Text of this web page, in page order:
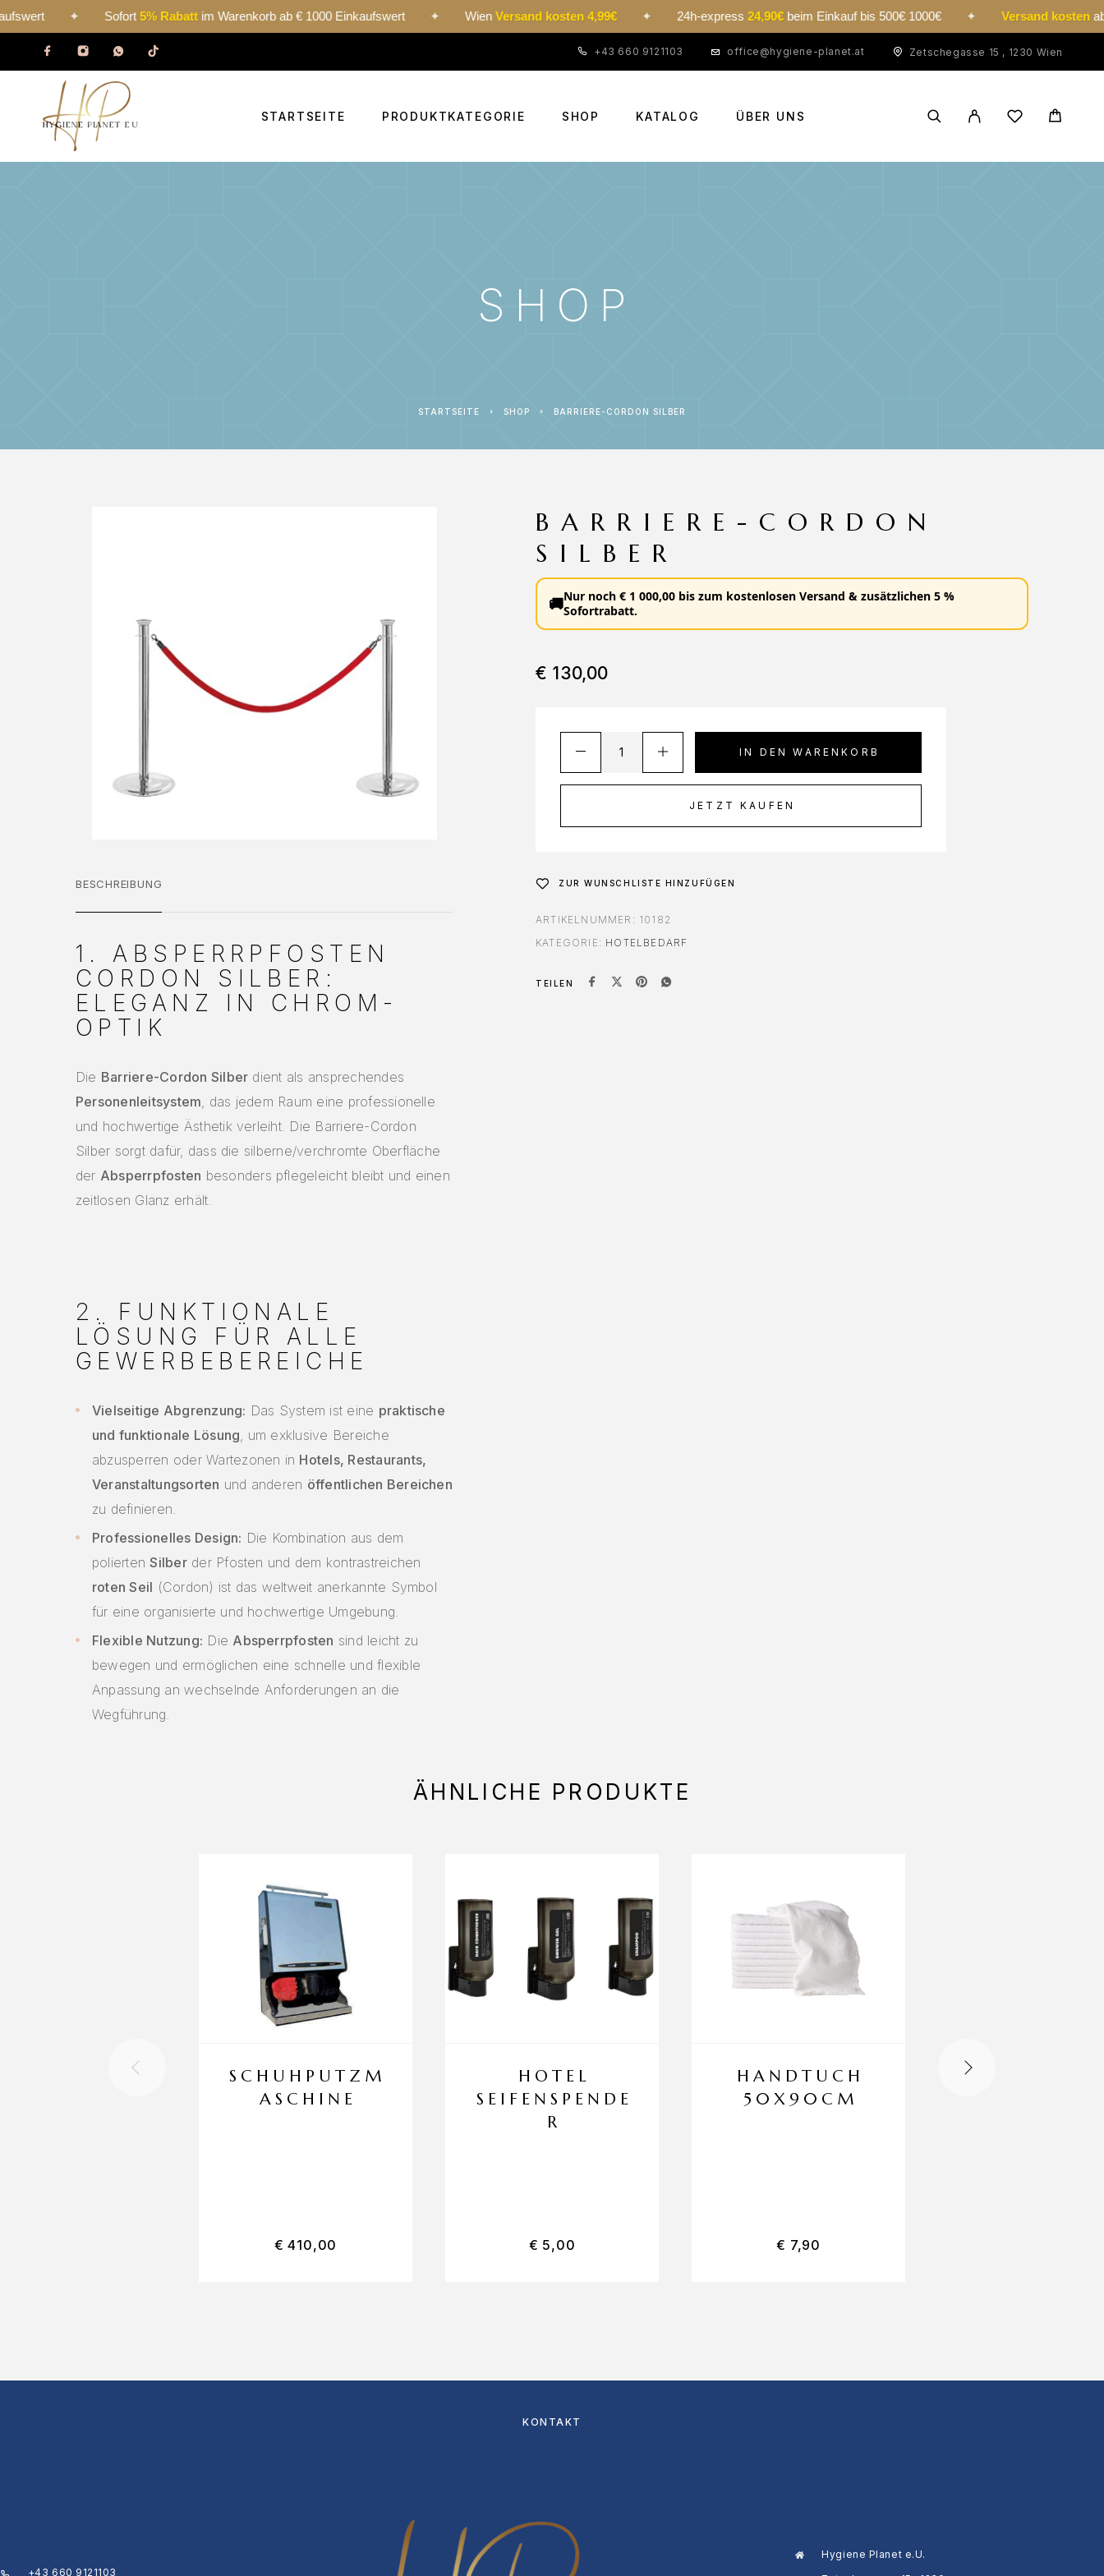
✦ Sofort 5% Rabatt im Warenkorb ab € 1000 Einkaufswert ✦ Wien Versand kosten 4,99€ ✦ 24h-express24,90€ beim Einkauf bis 500€ 1000€ ✦ Versand kosten ab €
+43 660 9121103 office@hygiene-planet.at Zetschegasse 15 , 1230 Wien
STARTSEITE PRODUKTKATEGORIE SHOP KATALOG ÜBER UNS
SHOP
STARTSEITE SHOP BARRIERE-CORDON SILBER
BESCHREIBUNG
1. ABSPERRPFOSTEN
CORDON SILBER:
ELEGANZ IN CHROM-
OPTIK
Die Barriere-Cordon Silber dient als ansprechendes
Personenleitsystem , das jedem Raum eine professionelle
und hochwertige Ästhetik verleiht. Die Barriere-Cordon
Silber sorgt dafür, dass die silberne/verchromte Oberfläche
der Absperrpfosten besonders pflegeleicht bleibt und einen
zeitlosen Glanz erhält.
2. FUNKTIONALE
LÖSUNG FÜR ALLE
GEWERBEBEREICHE
Vielseitige Abgrenzung: Das System ist eine praktische
und funktionale Lösung , um exklusive Bereiche
abzusperren oder Wartezonen in Hotels, Restaurants,
Veranstaltungsorten und anderen öffentlichen Bereichen
zu definieren.
Professionelles Design: Die Kombination aus dem
poliertenSilberder Pfosten und dem kontrastreichen
roten Seil (Cordon) ist das weltweit anerkannte Symbol
für eine organisierte und hochwertige Umgebung.
Flexible Nutzung: Die Absperrpfosten sind leicht zu
bewegen und ermöglichen eine schnelle und flexible
Anpassung an wechselnde Anforderungen an die
Wegführung.
BARRIERE-CORDON
SILBER
🚚Nur noch € 1 000,00 bis zum kostenlosen Versand & zusätzlichen 5 %
Sofortrabatt.
€ 130,00
IN DEN WARENKORB
JETZT KAUFEN
ZUR WUNSCHLISTE HINZUFÜGEN
ARTIKELNUMMER: 10182
KATEGORIE: HOTELBEDARF
TEILEN
ÄHNLICHE PRODUKTE
SCHUHPUTZM
ASCHINE
€ 410,00
HOTEL
SEIFENSPENDE
R
€ 5,00
HANDTUCH
50X90CM
€ 7,90
KONTAKT
+43 660 9121103
Hygiene Planet e.U.